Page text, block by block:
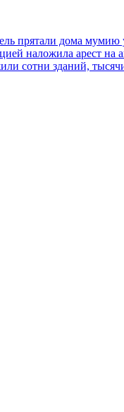
прятали дома
наложила арест
сотни зданий,